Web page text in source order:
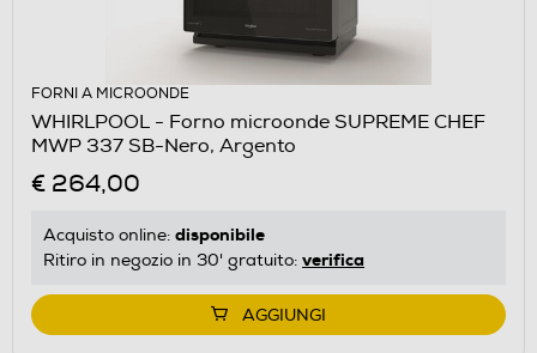
FORNI A MICROONDE
WHIRLPOOL - Forno microonde SUPREME CHEF
MWP 337 SB-Nero, Argento
€ 264,00
Acquisto online: disponibile
Ritiro in negozio in 30' gratuito: verifica
AGGIUNGI